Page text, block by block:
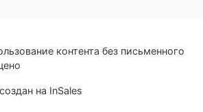
контента без письменного
на InSales